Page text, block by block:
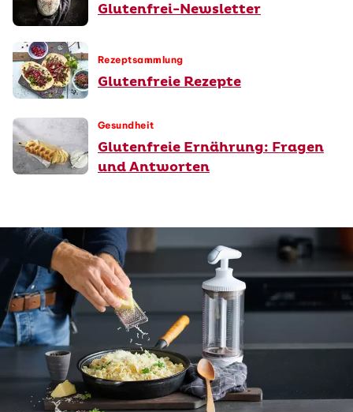
Glutenfrei-Newsletter
Rezeptsammlung
Glutenfreie Rezepte
Gesundheit
Glutenfreie Ernährung: Fragen
und Antworten